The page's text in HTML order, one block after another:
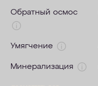
Обратный осмос
Умягчение
Минерализация